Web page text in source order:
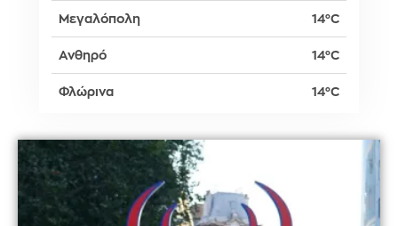
Μεγαλόπολη 14°C
Ανθηρό 14°C
Φλώρινα 14°C